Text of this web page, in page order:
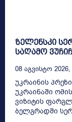
ზელენსკი
საღამო
08 Აგვისტო 2026,
უკრაინის
უკრაინაში
ვიზიტის
ბელგრადში